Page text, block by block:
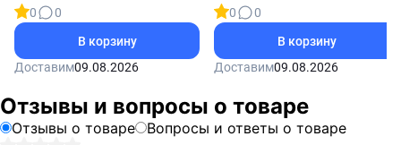
0
0
В корзину
Доставим09.08.2026
0
0
В корзину
Доставим09.08.2026
Отзывы и вопросы о товаре
Отзывы о товаре
Вопросы и ответы о товаре